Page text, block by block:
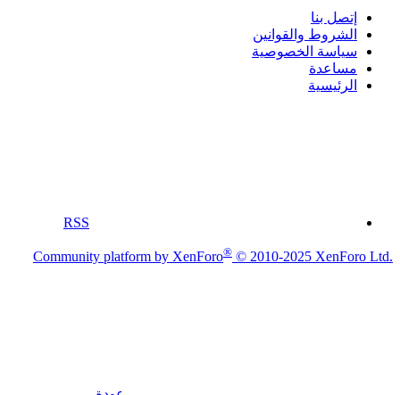
إتصل بنا
الشروط والقوانين
سياسة الخصوصية
مساعدة
الرئيسية
RSS
Community platform by XenForo® © 2010-2025 XenForo Ltd.